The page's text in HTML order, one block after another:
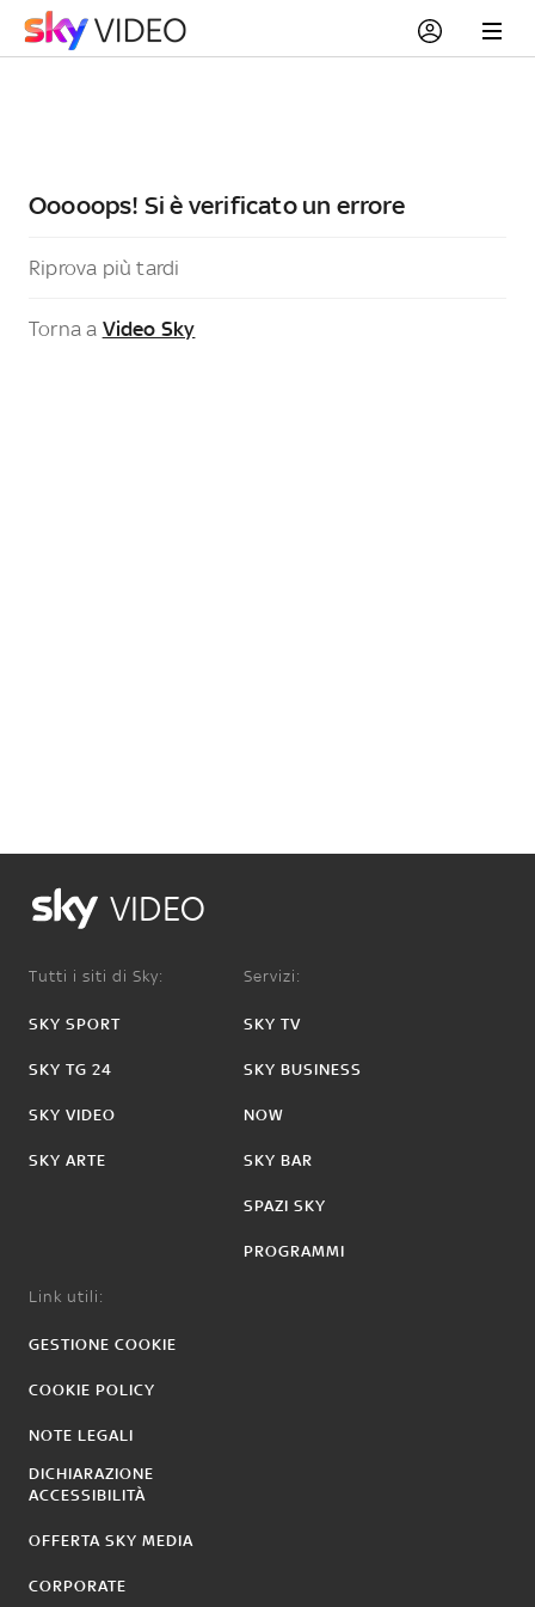
Ooooops! Si è verificato un errore
Riprova più tardi
Torna a Video Sky
VIDEO
Tutti i siti di Sky:
SKY SPORT
SKY TG 24
SKY VIDEO
SKY ARTE
Servizi:
SKY TV
SKY BUSINESS
NOW
SKY BAR
SPAZI SKY
PROGRAMMI
Link utili:
GESTIONE COOKIE
COOKIE POLICY
NOTE LEGALI
DICHIARAZIONE
ACCESSIBILITÀ
OFFERTA SKY MEDIA
CORPORATE